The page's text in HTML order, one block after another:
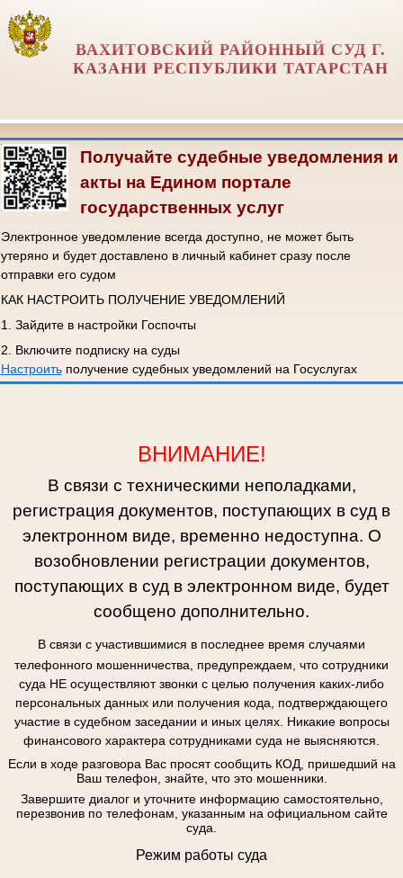
ВАХИТОВСКИЙ РАЙОННЫЙ СУД Г.
КАЗАНИ РЕСПУБЛИКИ ТАТАРСТАН
Получайте судебные уведомления и
акты на Едином портале
государственных услуг
Электронное уведомление всегда доступно, не может быть
утеряно и будет доставлено в личный кабинет сразу после
отправки его судом
КАК НАСТРОИТЬ ПОЛУЧЕНИЕ УВЕДОМЛЕНИЙ
1. Зайдите в настройки Госпочты
2. Включите подписку на суды
Настроитьполучение судебных уведомлений на Госуслугах
ВНИМАНИЕ!
В связи с техническими неполадками,
регистрация документов, поступающих в суд в
электронном виде, временно недоступна. О
возобновлении регистрации документов,
поступающих в суд в электронном виде, будет
сообщено дополнительно.
В связи с участившимися в последнее время случаями
телефонного мошенничества, предупреждаем, что сотрудники
суда НЕ осуществляют звонки с целью получения каких-либо
персональных данных или получения кода, подтверждающего
участие в судебном заседании и иных целях. Никакие вопросы
финансового характера сотрудниками суда не выясняются.
Если в ходе разговора Вас просят сообщить КОД, пришедший на
Ваш телефон, знайте, что это мошенники.
Завершите диалог и уточните информацию самостоятельно,
перезвонив по телефонам, указанным на официальном сайте
суда.
Режим работы суда